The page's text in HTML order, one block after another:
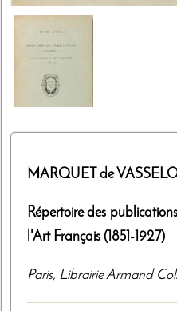
MARQUET de
Répertoire des
l'Art Français (1851-1927)
Paris, Librairie Armand